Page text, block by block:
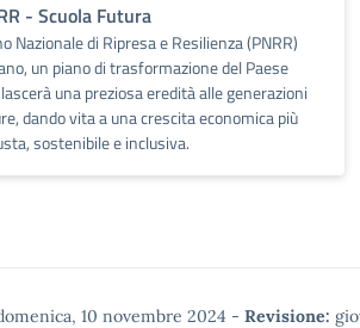
- Scuola Futura
Nazionale di Ripresa e Resilienza (PNRR)
un piano di trasformazione del Paese
una preziosa eredità alle generazioni
dando vita a una crescita economica più
sostenibile e inclusiva.
10 novembre 2024 - Revisione: